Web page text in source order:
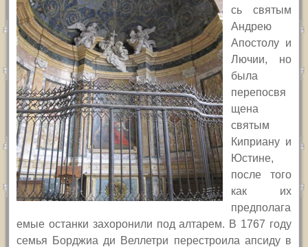
сь святым
Андрею
Апостолу и
Лючии, но
была
перепосвя
щена
святым
Киприану и
Юстине,
после того
как их
предполага
емые останки захоронили под алтарем. В 1767 году
семья Борджиа ди Веллетри перестроила апсиду в